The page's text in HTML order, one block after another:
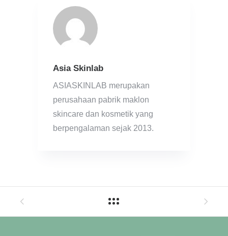
Asia Skinlab
ASIASKINLAB merupakan
perusahaan pabrik maklon
skincare dan kosmetik yang
berpengalaman sejak 2013.